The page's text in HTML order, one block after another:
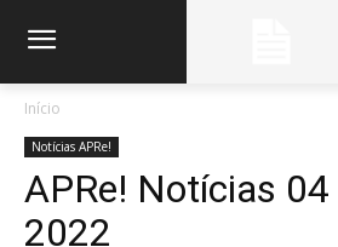
Início
Notícias APRe!
APRe! Notícias
2022